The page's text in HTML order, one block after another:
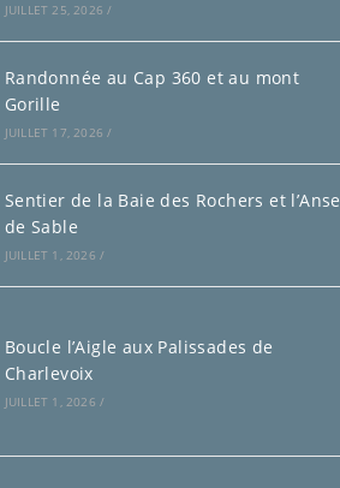
JUILLET 25, 2026 /
Randonnée au Cap 360 et au mont
Gorille
JUILLET 17, 2026 /
Sentier de la Baie des Rochers et l’Anse
de Sable
JUILLET 1, 2026 /
Boucle l’Aigle aux Palissades de
Charlevoix
JUILLET 1, 2026 /